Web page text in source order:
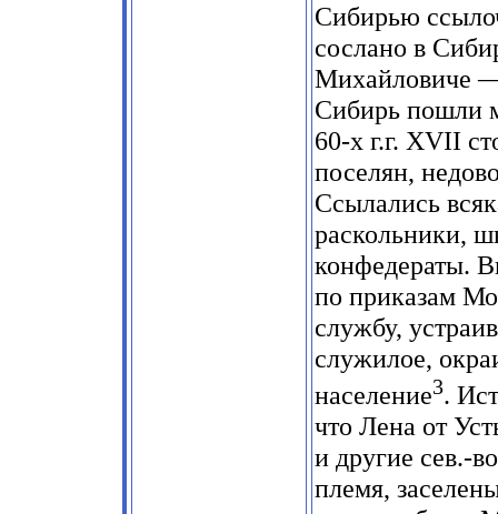
Сибирью
сослано в
Михайловиче
Сибирь пошли
60-х г.г. XVII
поселян,
Ссылались
раскольники,
конфедераты.
по приказам
службу,
служилое,
население3.
что Лена от
и другие сев.-
племя,